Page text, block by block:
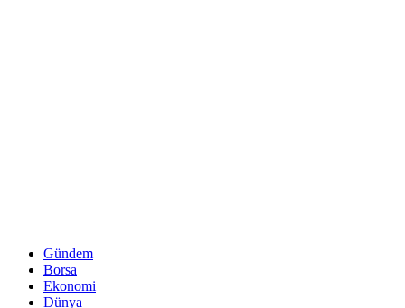
Gündem
Borsa
Ekonomi
Dünya